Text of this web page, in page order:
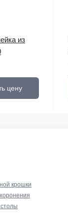
из
цену
крошки